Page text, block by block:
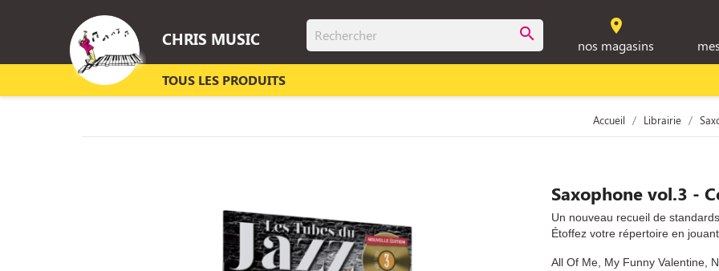
CHRIS MUSIC search room
nos magasins
TOUS LES PRODUITS
Accueil Librairie
Saxophone vol.3 -
Un nouveau recueil de
Étoffez votre répertoire en
All Of Me, My Funny Valentine,